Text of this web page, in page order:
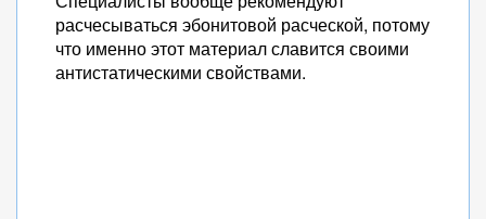
расчесываться эбонитовой расческой, потому
что именно этот материал славится своими
антистатическими свойствами.